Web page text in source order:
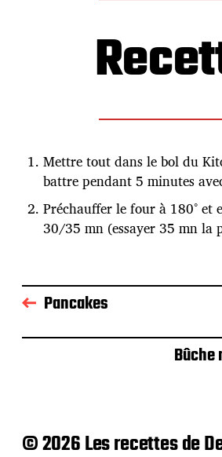
Mettre tout dans le bol du
battre pendant 5 minutes
Préchauffer le four à 180° et
30/35 mn (essayer 35 mn la
Pancakes
Bûche
© 2026 Les recettes de